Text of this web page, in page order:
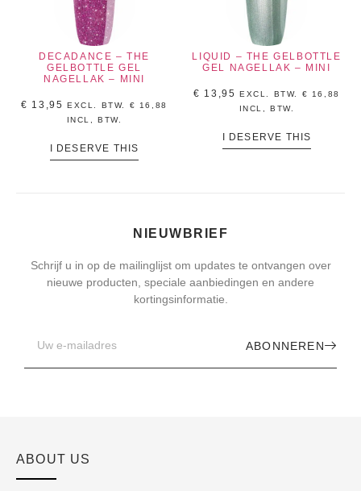
DECADANCE – THE
GELBOTTLE GEL
NAGELLAK – MINI
€ 13,95 EXCL. BTW. €
16,88
INCL, BTW.
I DESERVE THIS
LIQUID – THE GELBOTTLE
GEL NAGELLAK – MINI
€ 13,95 EXCL. BTW. €
16,88
INCL, BTW.
I DESERVE THIS
NIEUWBRIEF
Schrijf u in op de mailinglijst om updates te ontvangen over
nieuwe producten, speciale aanbiedingen en andere
kortingsinformatie.
ABONNEREN
ABOUT US